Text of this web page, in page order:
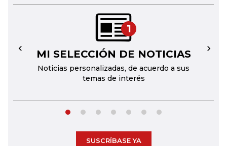
1
MI SELECCIÓN DE NOTICIAS
Noticias personalizadas, de acuerdo a sus
temas de interés
← →
SUSCRÍBASE YA